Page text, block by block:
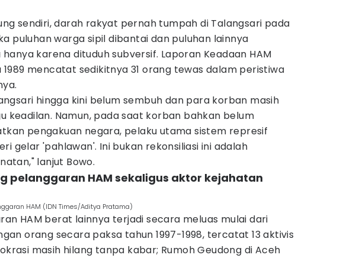
sendiri, darah rakyat pernah tumpah di Talangsari pada
puluhan warga sipil dibantai dan puluhan lainnya
karena dituduh subversif. Laporan Keadaan HAM
1989 mencatat sedikitnya 31 orang tewas dalam peristiwa
hingga kini belum sembuh dan para korban masih
keadilan. Namun, pada saat korban bahkan belum
pengakuan negara, pelaku utama sistem represif
gelar 'pahlawan'. Ini bukan rekonsiliasi ini adalah
lanjut Bowo.
pelanggaran HAM sekaligus aktor kejahatan
HAM (IDN Times/Aditya Pratama)
HAM berat lainnya terjadi secara meluas mulai dari
orang secara paksa tahun 1997-1998, tercatat 13 aktivis
masih hilang tanpa kabar; Rumoh Geudong di Aceh